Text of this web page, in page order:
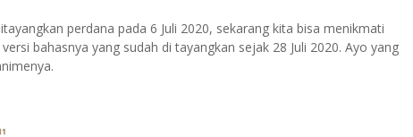
perdana pada 6 Juli 2020, sekarang kita bisa menikmati
bahasnya yang sudah di tayangkan sejak 28 Juli 2020. Ayo yang